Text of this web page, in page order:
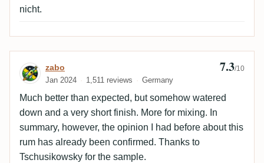
nicht.
Review by zabo
zabo
Jan 2024 1,511 reviews Germany
7.3/10
Much better than expected, but somehow watered
down and a very short finish. More for mixing. In
summary, however, the opinion I had before about this
rum has already been confirmed. Thanks to
Tschusikowsky for the sample.